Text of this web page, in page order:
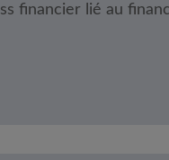
financier lié au